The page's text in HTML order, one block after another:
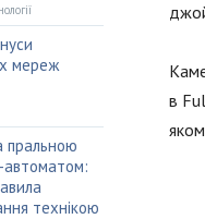
в
мереж
пральною
технікою